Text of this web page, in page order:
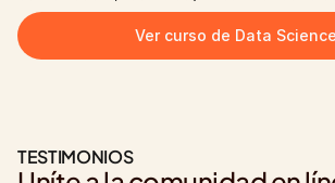
Ver curso de Data Science
TESTIMONIOS